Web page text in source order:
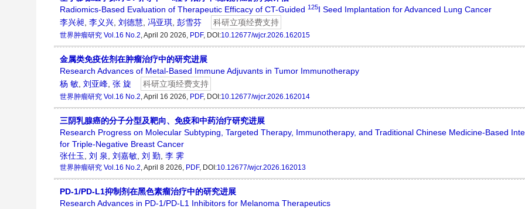
Radiomics-Based Evaluation of Therapeutic Efficacy of CT-Guided 125I Seed Implantation for Advanced Lung Cancer
李兴昶, 李义兴, 刘德慧, 冯亚琪, 彭雪芬 科研立项经费支持
世界肿瘤研究 Vol.16 No.2, April 20 2026, PDF, DOI:10.12677/wjcr.2026.162015
金属类免疫佐剂在肿瘤治疗中的研究进展
Research Advances of Metal-Based Immune Adjuvants in Tumor Immunotherapy
杨 敏, 刘亚峰, 张 旋 科研立项经费支持
世界肿瘤研究 Vol.16 No.2, April 16 2026, PDF, DOI:10.12677/wjcr.2026.162014
三阴乳腺癌的分子分型及靶向、免疫和中药治疗研究进展
Research Progress on Molecular Subtyping, Targeted Therapy, Immunotherapy, and Traditional Chinese Medicine-Based
for Triple-Negative Breast Cancer
张仕玉, 刘 泉, 刘嘉敏, 刘 勤, 李 霁
世界肿瘤研究 Vol.16 No.2, April 8 2026, PDF, DOI:10.12677/wjcr.2026.162013
PD-1/PD-L1抑制剂在黑色素瘤治疗中的研究进展
Research Advances in PD-1/PD-L1 Inhibitors for Melanoma Therapeutics